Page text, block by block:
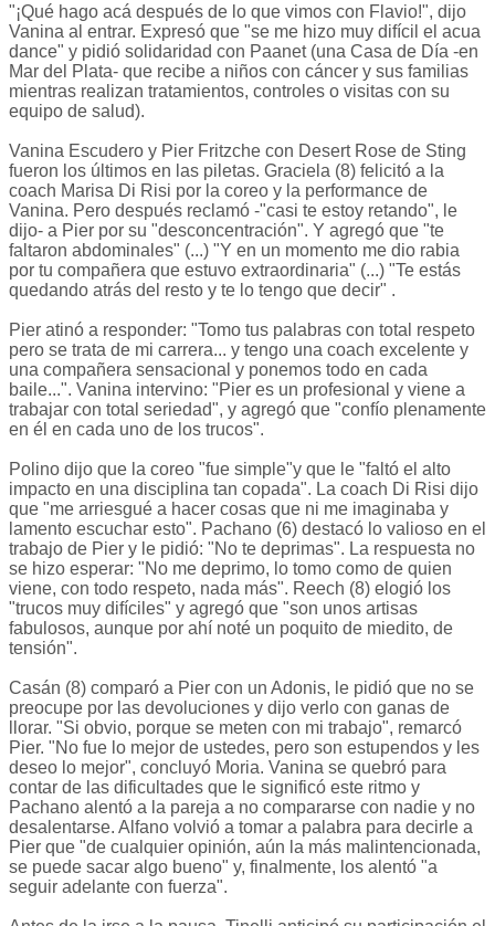
"¡Qué hago acá después de lo que vimos con Flavio!", dijo
Vanina al entrar. Expresó que "se me hizo muy difícil el acua
dance" y pidió solidaridad con Paanet (una Casa de Día -en
Mar del Plata- que recibe a niños con cáncer y sus familias
mientras realizan tratamientos, controles o visitas con su
equipo de salud).
Vanina Escudero y Pier Fritzche con Desert Rose de Sting
fueron los últimos en las piletas. Graciela (8) felicitó a la
coach Marisa Di Risi por la coreo y la performance de
Vanina. Pero después reclamó -"casi te estoy retando", le
dijo- a Pier por su "desconcentración". Y agregó que "te
faltaron abdominales" (...) "Y en un momento me dio rabia
por tu compañera que estuvo extraordinaria" (...) "Te estás
quedando atrás del resto y te lo tengo que decir" .
Pier atinó a responder: "Tomo tus palabras con total respeto
pero se trata de mi carrera... y tengo una coach excelente y
una compañera sensacional y ponemos todo en cada
baile...". Vanina intervino: "Pier es un profesional y viene a
trabajar con total seriedad", y agregó que "confío plenamente
en él en cada uno de los trucos".
Polino dijo que la coreo "fue simple"y que le "faltó el alto
impacto en una disciplina tan copada". La coach Di Risi dijo
que "me arriesgué a hacer cosas que ni me imaginaba y
lamento escuchar esto". Pachano (6) destacó lo valioso en el
trabajo de Pier y le pidió: "No te deprimas". La respuesta no
se hizo esperar: "No me deprimo, lo tomo como de quien
viene, con todo respeto, nada más". Reech (8) elogió los
"trucos muy difíciles" y agregó que "son unos artisas
fabulosos, aunque por ahí noté un poquito de miedito, de
tensión".
Casán (8) comparó a Pier con un Adonis, le pidió que no se
preocupe por las devoluciones y dijo verlo con ganas de
llorar. "Si obvio, porque se meten con mi trabajo", remarcó
Pier. "No fue lo mejor de ustedes, pero son estupendos y les
deseo lo mejor", concluyó Moria. Vanina se quebró para
contar de las dificultades que le significó este ritmo y
Pachano alentó a la pareja a no compararse con nadie y no
desalentarse. Alfano volvió a tomar a palabra para decirle a
Pier que "de cualquier opinión, aún la más malintencionada,
se puede sacar algo bueno" y, finalmente, los alentó "a
seguir adelante con fuerza".